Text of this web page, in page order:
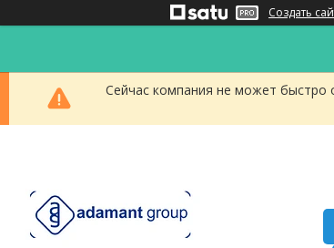
Создать
Сейчас компания не может быстро